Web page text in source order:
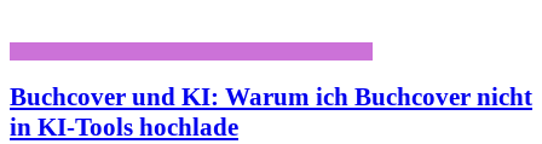
Buchcover und KI: Warum ich Buchcover nicht
in KI-Tools hochlade